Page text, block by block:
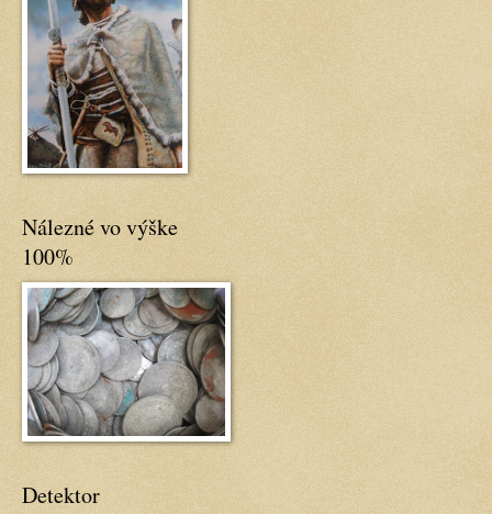
Nálezné vo výške
100%
Detektor